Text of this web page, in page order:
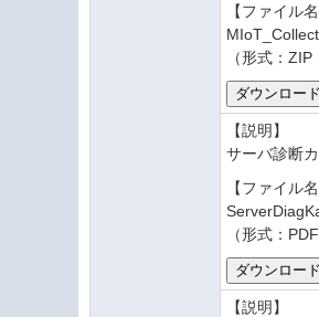
【ファイル
（形式：
【説明】
サーバ診断
【ファイル
（形式：
【説明】